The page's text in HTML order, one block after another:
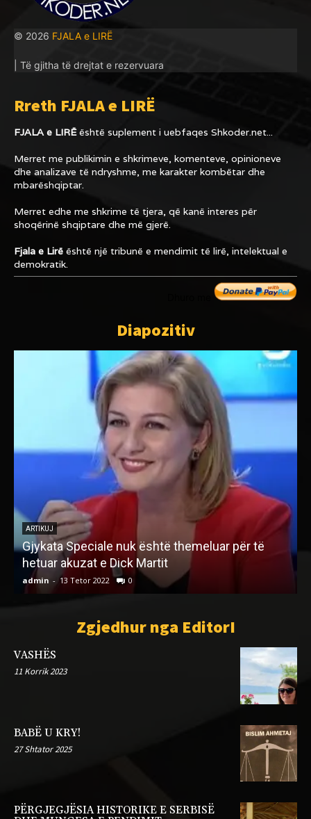
© 2026 FJALA e LIRË
| Të gjitha të drejtat e rezervuara
Rreth FJALA e LIRË
FJALA e LIRËështë suplement i uebfaqes Shkoder.net...
Merret me publikimin e shkrimeve, komenteve, opinioneve
dhe analizave të ndryshme, me karakter kombëtar dhe
mbarëshqiptar.
Merret edhe me shkrime të tjera, që kanë interes për
shoqërinë shqiptare dhe më gjerë.
Fjala e Lirë është një tribunë e mendimit të lirë, intelektual e
demokratik.
Diapozitiv
ARTIKUJ
Gjykata Speciale nuk është themeluar për të
hetuar akuzat e Dick Martit
admin - 13 Tetor 2022 0
Zgjedhur nga EditorI
VASHËS
11 Korrik 2023
BABË U KRY!
27 Shtator 2025
PËRGJEGJËSIA HISTORIKE E SERBISË